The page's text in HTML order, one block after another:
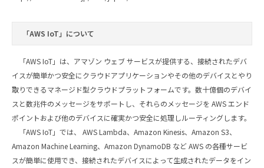
「AWS IoT」について
「AWS IoT」は、アマゾン ウェブ サービスが提供する、接続されたデバ
イスが簡単かつ安全にクラウドアプリケーションやその他のデバイスとやり
取りできるマネージド型クラウドプラットフォームです。数十億個のデバイ
スと数兆件のメッセージをサポートし、それらのメッセージを AWS エンド
ポイントおよび他のデバイスに確実かつ安全に処理しルーティングします。
「AWS IoT」では、 AWS Lambda、Amazon Kinesis、Amazon S3、
Amazon Machine Learning、Amazon DynamoDB など AWS の各種サービ
スが簡単に使用でき、接続されたデバイスによって生成されたデータをイン